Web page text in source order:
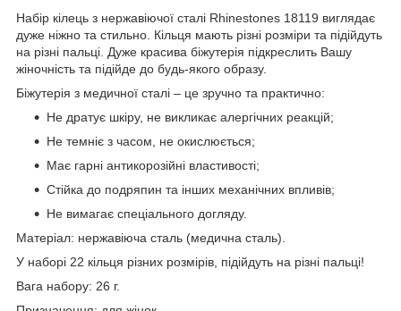
Набір кілець з нержавіючої сталі Rhinestones 18119 виглядає
дуже ніжно та стильно. Кільця мають різні розміри та підійдуть
на різні пальці. Дуже красива біжутерія підкреслить Вашу
жіночність та підійде до будь-якого образу.
Біжутерія з медичної сталі – це зручно та практично:
Не дратує шкіру, не викликає алергічних реакцій;
Не темніє з часом, не окислюється;
Має гарні антикорозійні властивості;
Стійка до подряпин та інших механічних впливів;
Не вимагає спеціального догляду.
Матеріал: нержавіюча сталь (медична сталь).
У наборі 22 кільця різних розмірів, підійдуть на різні пальці!
Вага набору: 26 г.